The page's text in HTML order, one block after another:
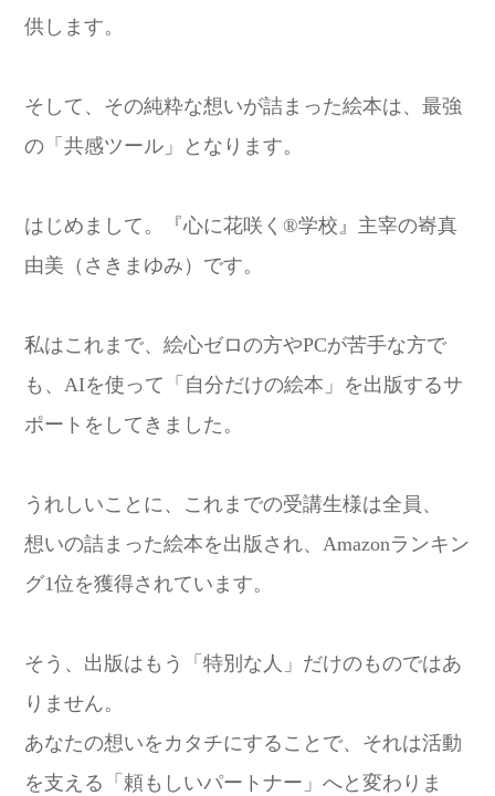
供します。
そして、その純粋な想いが詰まった絵本は、最強
の「共感ツール」となります。
はじめまして。『心に花咲く®学校』主宰の㟢真
由美（さきまゆみ）です。
私はこれまで、絵心ゼロの方やPCが苦手な方で
も、AIを使って「自分だけの絵本」を出版するサ
ポートをしてきました。
うれしいことに、これまでの受講生様は全員、
想いの詰まった絵本を出版され、Amazonランキン
グ1位を獲得されています。
そう、出版はもう「特別な人」だけのものではあ
りません。
あなたの想いをカタチにすることで、それは活動
を支える「頼もしいパートナー」へと変わりま